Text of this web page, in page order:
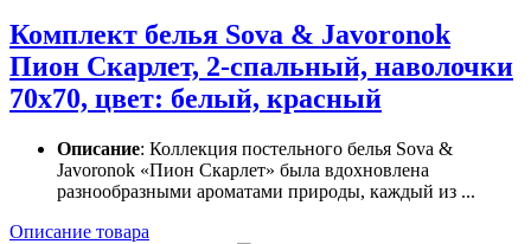
Комплект белья Sova & Javoronok
Пион Скарлет, 2-спальный, наволочки
70x70, цвет: белый, красный
Описание: Коллекция постельного белья Sova &
Javoronok «Пион Скарлет» была вдохновлена
разнообразными ароматами природы, каждый из ...
Описание товара